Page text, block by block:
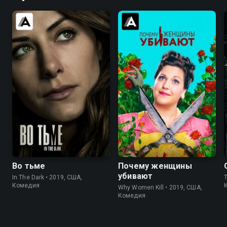
7.4 7.5
Во тьме
In The Dark • 2019, США,
Комедия
8.3 8.3
Почему женщины
убивают
Why Women Kill • 2019, США,
Комедия